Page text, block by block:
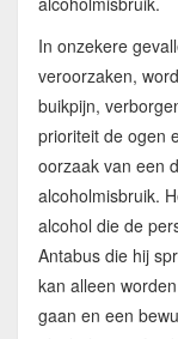
In onzekere
veroorzaken,
buikpijn,
prioriteit de ogen
oorzaak van een
alcoholmisbruik.
alcohol die de
Antabus die hij
kan alleen
gaan en een